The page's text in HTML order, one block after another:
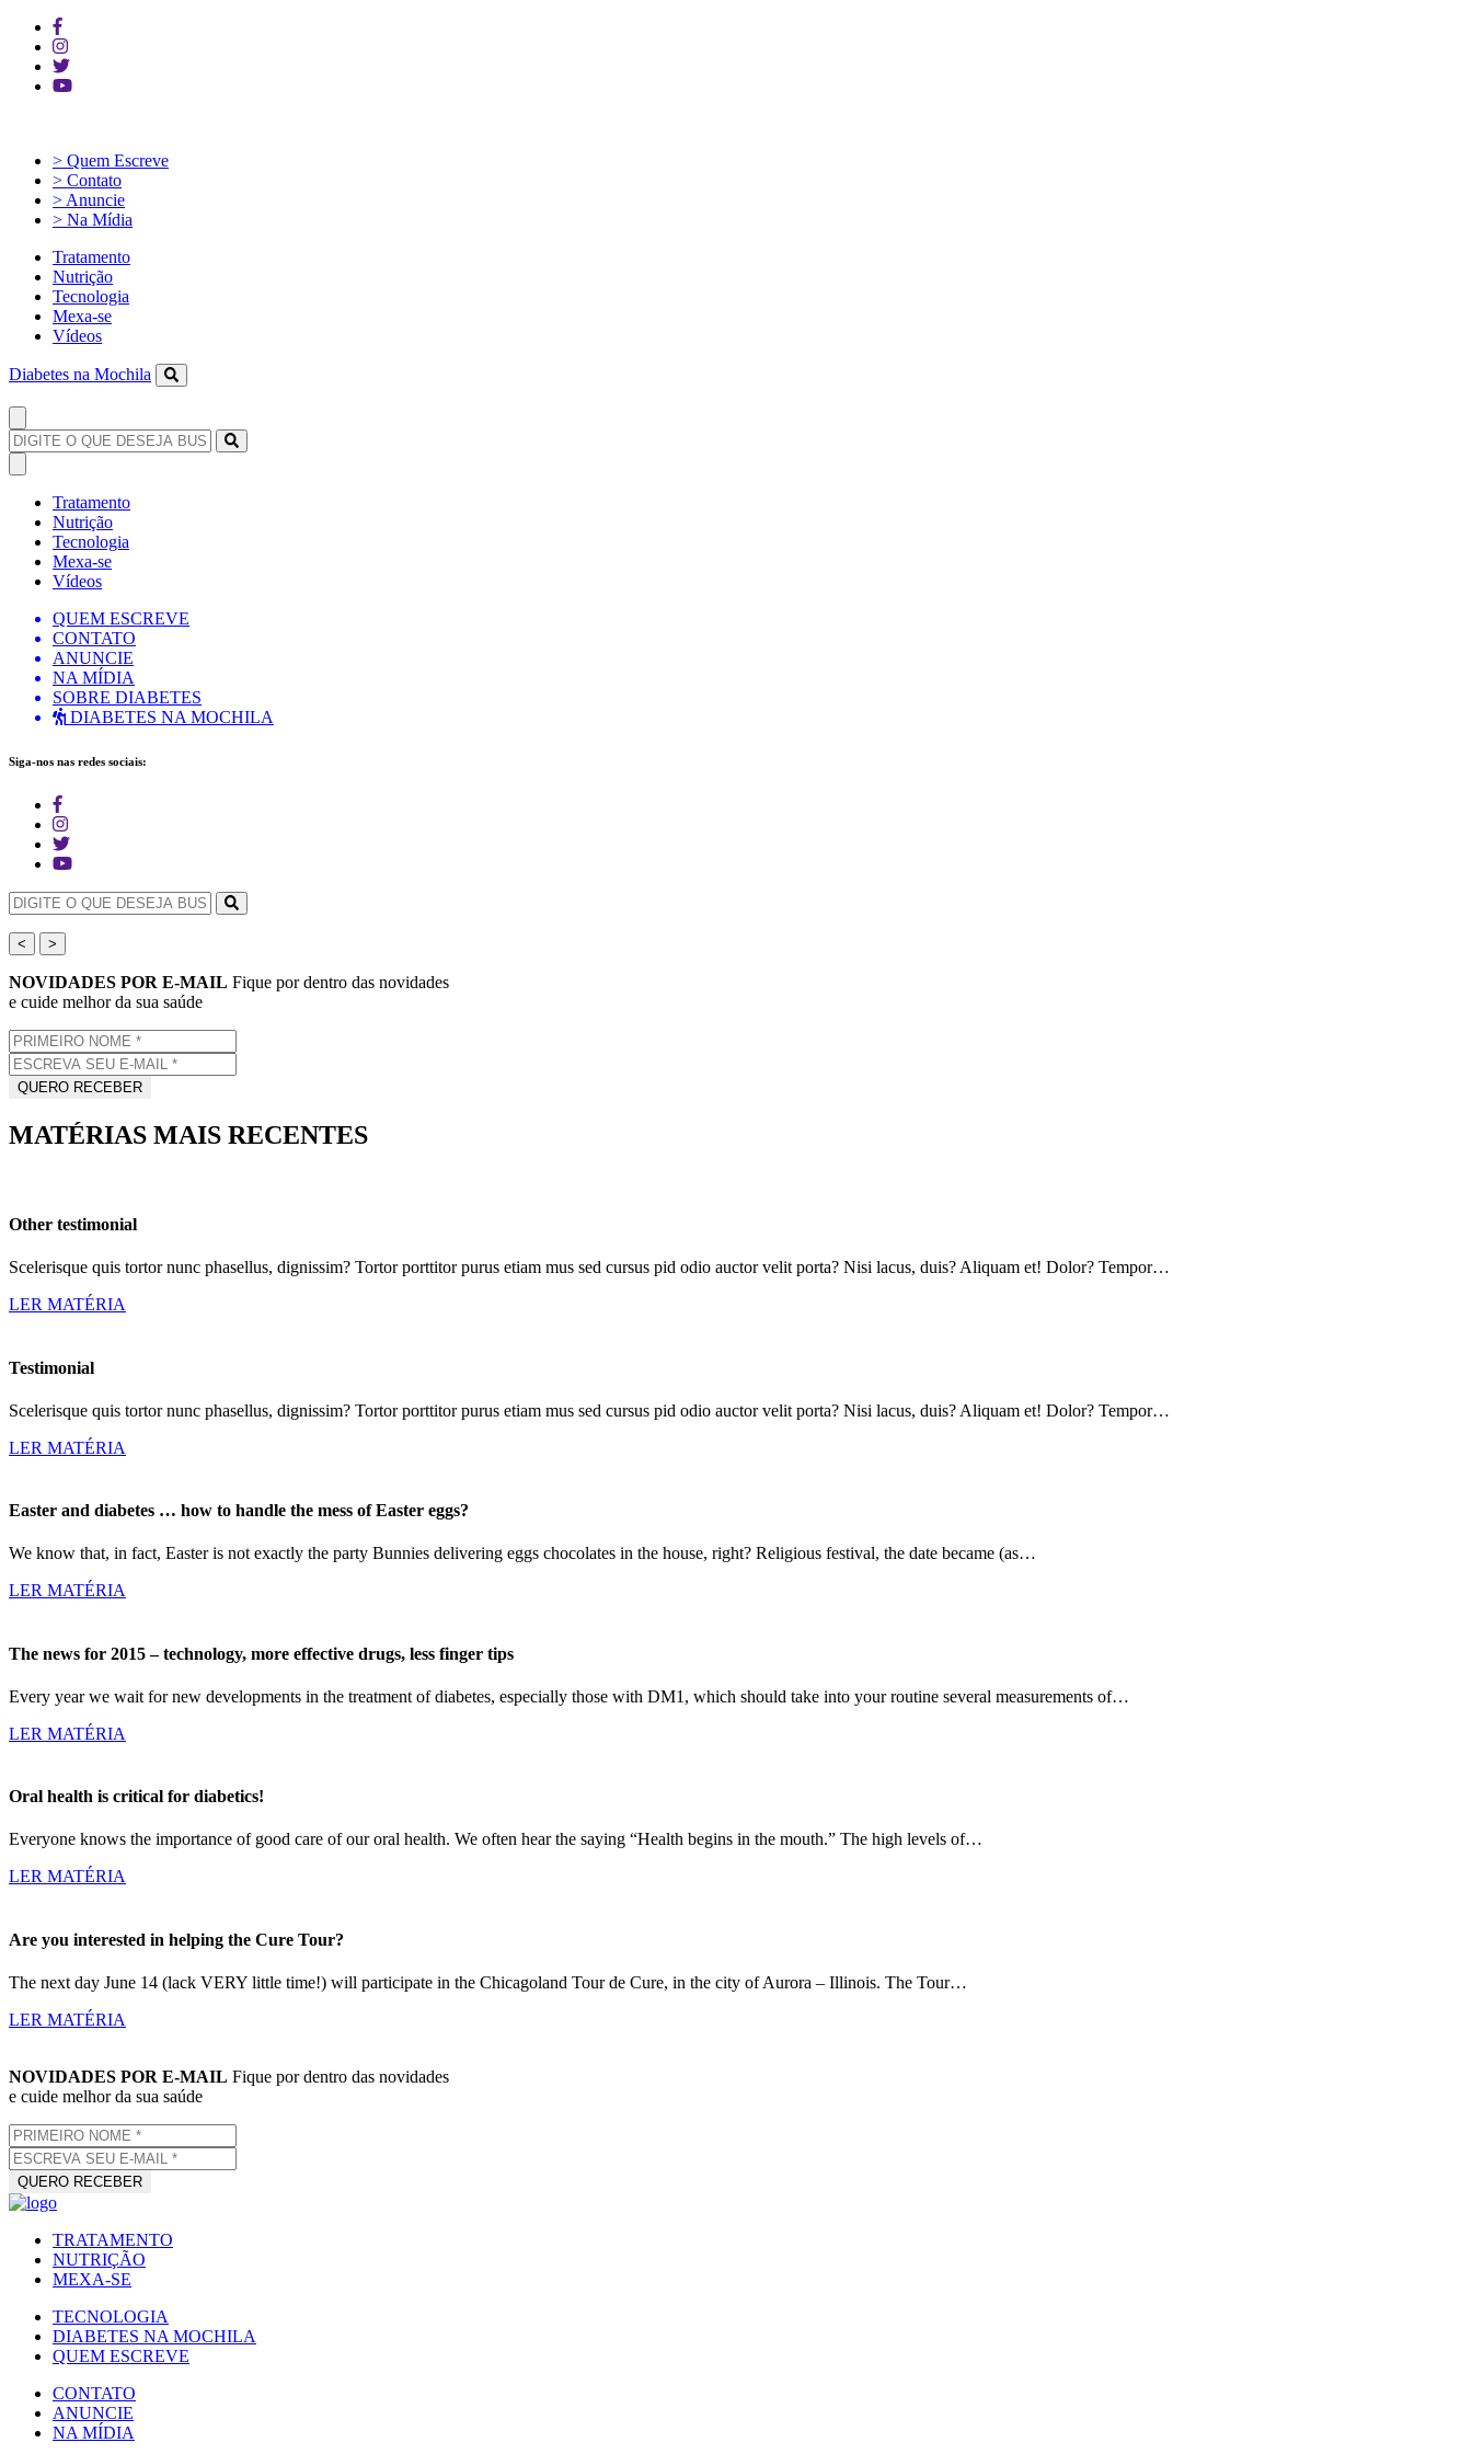
> Quem Escreve
> Contato
> Anuncie
> Na Mídia
Tratamento
Nutrição
Tecnologia
Mexa-se
Vídeos
Diabetes na Mochila
Tratamento
Nutrição
Tecnologia
Mexa-se
Vídeos
QUEM ESCREVE
CONTATO
ANUNCIE
NA MÍDIA
SOBRE DIABETES
DIABETES NA MOCHILA
Siga-nos nas redes sociais:
< >
NOVIDADES POR E-MAIL Fique por dentro das novidades
e cuide melhor da sua saúde
MATÉRIAS MAIS RECENTES
Other testimonial
Scelerisque quis tortor nunc phasellus, dignissim? Tortor porttitor purus etiam mus sed cursus pid odio auctor velit porta? Nisi lacus, duis? Aliquam et! Dolor? Tempor…
LER MATÉRIA
Testimonial
Scelerisque quis tortor nunc phasellus, dignissim? Tortor porttitor purus etiam mus sed cursus pid odio auctor velit porta? Nisi lacus, duis? Aliquam et! Dolor? Tempor…
LER MATÉRIA
Easter and diabetes … how to handle the mess of Easter eggs?
We know that, in fact, Easter is not exactly the party Bunnies delivering eggs chocolates in the house, right? Religious festival, the date became (as…
LER MATÉRIA
The news for 2015 – technology, more effective drugs, less finger tips
Every year we wait for new developments in the treatment of diabetes, especially those with DM1, which should take into your routine several measurements of…
LER MATÉRIA
Oral health is critical for diabetics!
Everyone knows the importance of good care of our oral health. We often hear the saying “Health begins in the mouth.” The high levels of…
LER MATÉRIA
Are you interested in helping the Cure Tour?
The next day June 14 (lack VERY little time!) will participate in the Chicagoland Tour de Cure, in the city of Aurora – Illinois. The Tour…
LER MATÉRIA
NOVIDADES POR E-MAIL Fique por dentro das novidades
e cuide melhor da sua saúde
TRATAMENTO
NUTRIÇÃO
MEXA-SE
TECNOLOGIA
DIABETES NA MOCHILA
QUEM ESCREVE
CONTATO
ANUNCIE
NA MÍDIA